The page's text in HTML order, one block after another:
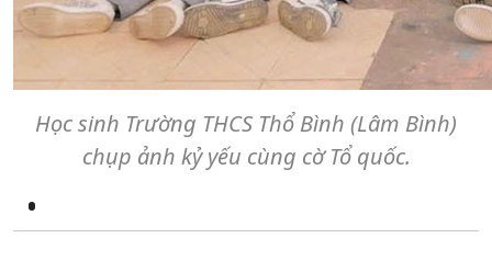
Học sinh Trường THCS Thổ Bình (Lâm Bình)
chụp ảnh kỷ yếu cùng cờ Tổ quốc.